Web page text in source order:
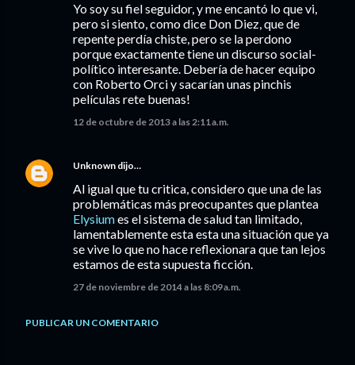
Yo soy su fiel seguidor, y me encantó lo que vi,
pero si siento, como dice Don Diez, que de
repente perdía chiste, pero se la perdono
porque exactamente tiene un discurso social-
político interesante. Debería de hacer equipo
con Roberto Orci y sacarían unas pinchis
películas rete buenas!
12 de octubre de 2013 a las 2:11 a.m.
Unknown dijo…
Al igual que tu critica, considero que una de las
problemáticas más preocupantes que plantea
Elysiumes el sistema de salud tan limitado,
lamentablemente esta esta una situación que ya
se vive lo que no hace reflexionara que tan lejos
estamos de esta supuesta ficción.
27 de noviembre de 2014 a las 8:09 a.m.
PUBLICAR UN COMENTARIO